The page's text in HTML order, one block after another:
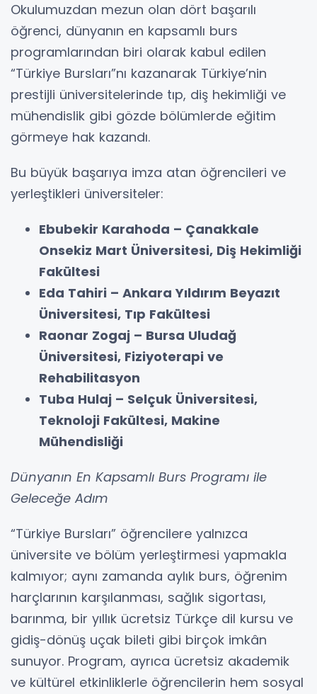
Okulumuzdan mezun olan dört başarılı
öğrenci, dünyanın en kapsamlı burs
programlarından biri olarak kabul edilen
“Türkiye Bursları”nı kazanarak Türkiye’nin
prestijli üniversitelerinde tıp, diş hekimliği ve
mühendislik gibi gözde bölümlerde eğitim
görmeye hak kazandı.
Bu büyük başarıya imza atan öğrencileri ve
yerleştikleri üniversiteler:
Ebubekir Karahoda – Çanakkale
Onsekiz Mart Üniversitesi, Diş Hekimliği
Fakültesi
Eda Tahiri – Ankara Yıldırım Beyazıt
Üniversitesi, Tıp Fakültesi
Raonar Zogaj – Bursa Uludağ
Üniversitesi, Fiziyoterapi ve
Rehabilitasyon
Tuba Hulaj – Selçuk Üniversitesi,
Teknoloji Fakültesi, Makine
Mühendisliği
Dünyanın En Kapsamlı Burs Programı ile
Geleceğe Adım
“Türkiye Bursları” öğrencilere yalnızca
üniversite ve bölüm yerleştirmesi yapmakla
kalmıyor; aynı zamanda aylık burs, öğrenim
harçlarının karşılanması, sağlık sigortası,
barınma, bir yıllık ücretsiz Türkçe dil kursu ve
gidiş-dönüş uçak bileti gibi birçok imkân
sunuyor. Program, ayrıca ücretsiz akademik
ve kültürel etkinliklerle öğrencilerin hem sosyal